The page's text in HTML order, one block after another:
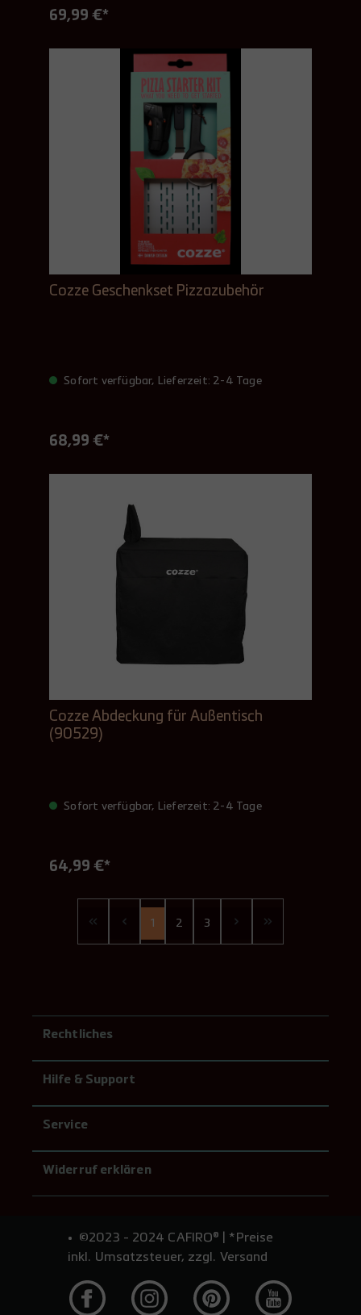
69,99 €*
Cozze Geschenkset Pizzazubehör
Sofort verfügbar, Lieferzeit: 2-4 Tage
68,99 €*
Cozze Abdeckung für Außentisch
(90529)
Sofort verfügbar, Lieferzeit: 2-4 Tage
64,99 €*
1 2 3
Rechtliches
Hilfe & Support
Service
Widerruf erklären
©2023 - 2024 CAFIRO® | *Preise
inkl. Umsatzsteuer, zzgl. Versand